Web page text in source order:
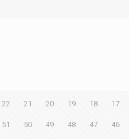
17
18
19
20
21
22
46
47
48
49
50
51